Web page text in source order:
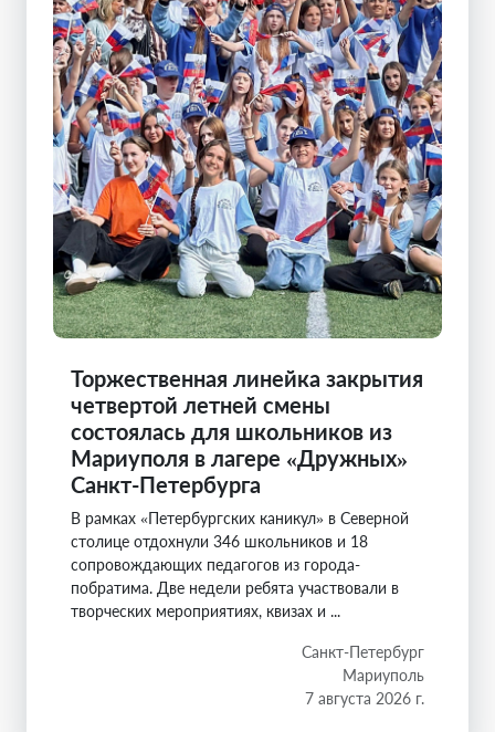
Торжественная линейка закрытия
четвертой летней смены
состоялась для школьников из
Мариуполя в лагере «Дружных»
Санкт-Петербурга
В рамках «Петербургских каникул» в Северной
столице отдохнули 346 школьников и 18
сопровождающих педагогов из города-
побратима. Две недели ребята участвовали в
творческих мероприятиях, квизах и ...
Санкт-Петербург
Мариуполь
7 августа 2026 г.